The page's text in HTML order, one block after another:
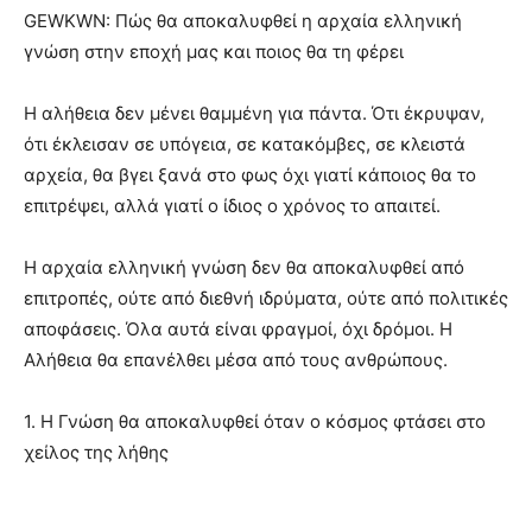
GEWKWN: Πώς θα αποκαλυφθεί η αρχαία ελληνική
γνώση στην εποχή μας και ποιος θα τη φέρει
Η αλήθεια δεν μένει θαμμένη για πάντα. Ότι έκρυψαν,
ότι έκλεισαν σε υπόγεια, σε κατακόμβες, σε κλειστά
αρχεία, θα βγει ξανά στο φως όχι γιατί κάποιος θα το
επιτρέψει, αλλά γιατί ο ίδιος ο χρόνος το απαιτεί.
Η αρχαία ελληνική γνώση δεν θα αποκαλυφθεί από
επιτροπές, ούτε από διεθνή ιδρύματα, ούτε από πολιτικές
αποφάσεις. Όλα αυτά είναι φραγμοί, όχι δρόμοι. Η
Αλήθεια θα επανέλθει μέσα από τους ανθρώπους.
1. Η Γνώση θα αποκαλυφθεί όταν ο κόσμος φτάσει στο
χείλος της λήθης